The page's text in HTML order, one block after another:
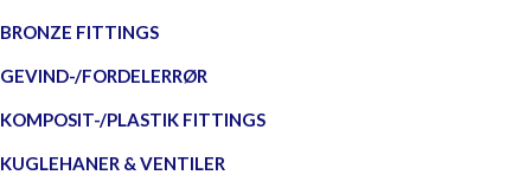
BRONZE FITTINGS
GEVIND-/FORDELERRØR
KOMPOSIT-/PLASTIK FITTINGS
KUGLEHANER & VENTILER